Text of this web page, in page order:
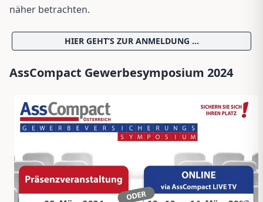
näher betrachten.
HIER GEHT’S ZUR ANMELDUNG …
AssCompact Gewerbesymposium 2024